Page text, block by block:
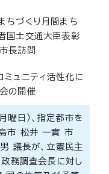
ちづくり月間まち
国土交通大臣表彰
長訪問
ミュニティ活性化に
の開催
曜日）、指定都市を
市 松井 一實 市
議長が、立憲民主
務調査会長に対し